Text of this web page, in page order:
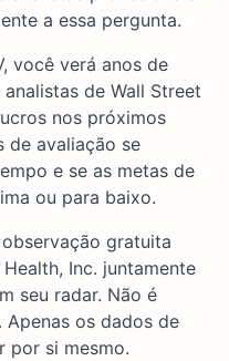
a essa pergunta.
você verá anos de
de Wall Street
nos próximos
de avaliação se
e se as metas de
ou para baixo.
gratuita
Inc. juntamente
seu radar. Não é
os dados de
por si mesmo.